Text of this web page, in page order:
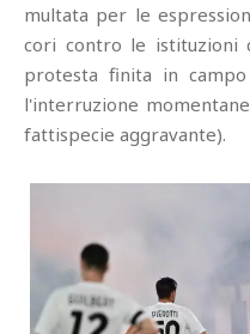
multata per le
cori contro le istituzioni
protesta finita in
l'interruzione
fattispecie aggravante).